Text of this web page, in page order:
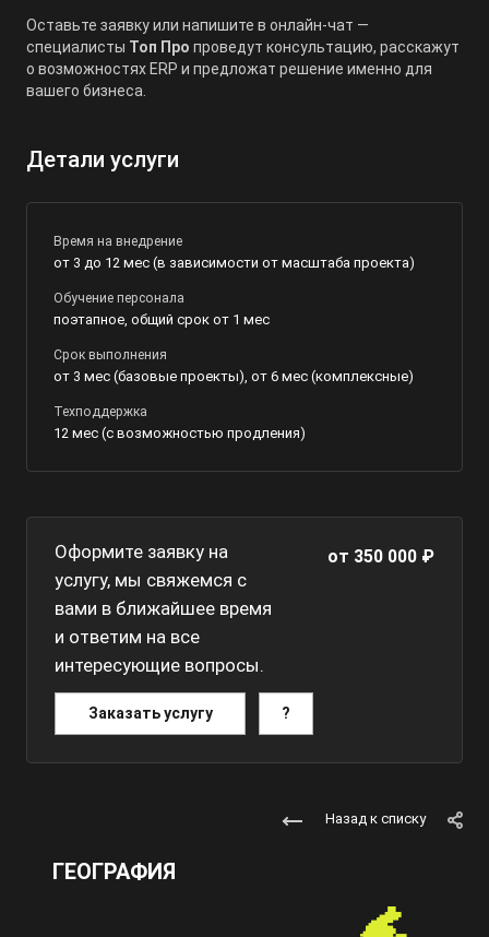
Оставьте заявку или напишите в онлайн-чат —
специалисты Топ Про проведут консультацию, расскажут
о возможностях ERP и предложат решение именно для
вашего бизнеса.
Детали услуги
Время на внедрение
от 3 до 12 мес (в зависимости от масштаба проекта)
Обучение персонала
поэтапное, общий срок от 1 мес
Срок выполнения
от 3 мес (базовые проекты), от 6 мес (комплексные)
Техподдержка
12 мес (с возможностью продления)
Оформите заявку на
услугу, мы свяжемся с
вами в ближайшее время
и ответим на все
интересующие вопросы.
от 350 000 ₽
Заказать услугу ?
Назад к списку
ГЕОГРАФИЯ